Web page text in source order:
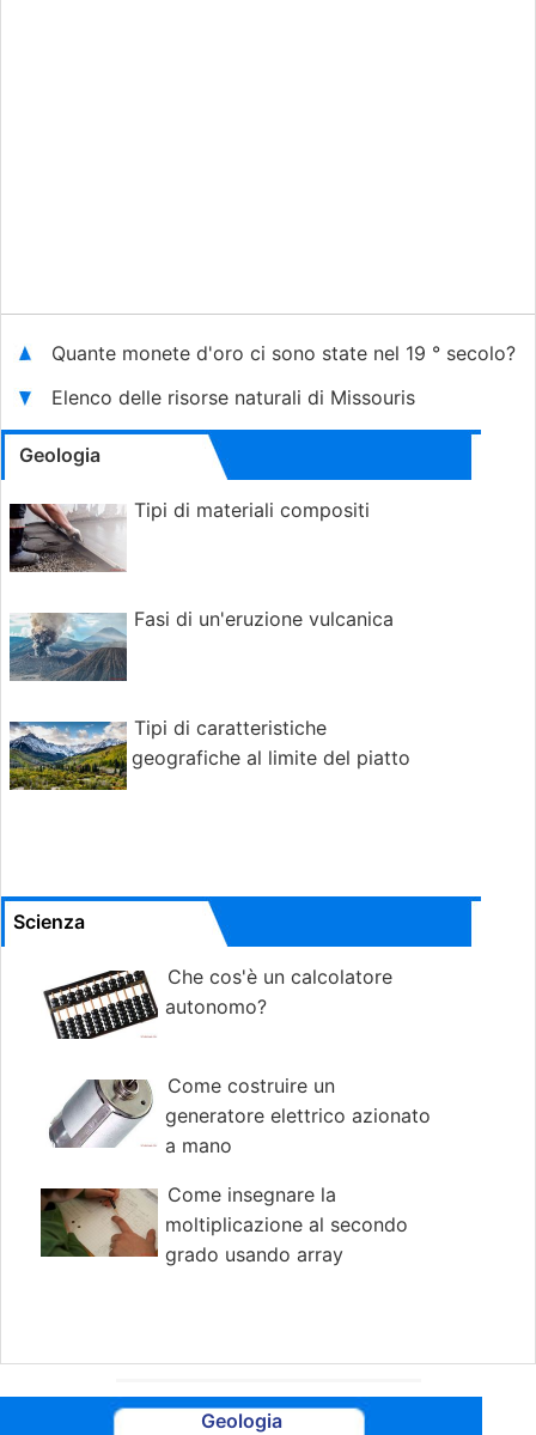
Quante monete d'oro ci sono state nel 19 ° secolo?
Elenco delle risorse naturali di Missouris
Geologia
Tipi di materiali compositi
Fasi di un'eruzione vulcanica
Tipi di caratteristiche
geografiche al limite del piatto
Scienza
Che cos'è un calcolatore
autonomo?
Come costruire un
generatore elettrico azionato
a mano
Come insegnare la
moltiplicazione al secondo
grado usando array
Geologia